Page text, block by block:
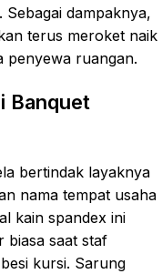
dampaknya,
terus meroket naik
penyewa ruangan.
Banquet
bertindak layaknya
nama tempat usaha
kain spandex ini
biasa saat staf
kursi. Sarung